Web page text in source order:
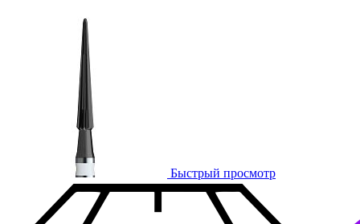
Быстрый просмотр